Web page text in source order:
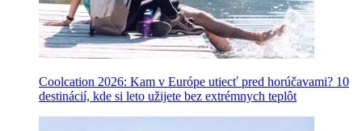
Coolcation 2026: Kam v Európe utiecť pred horúčavami? 10
destinácií, kde si leto užijete bez extrémnych teplôt